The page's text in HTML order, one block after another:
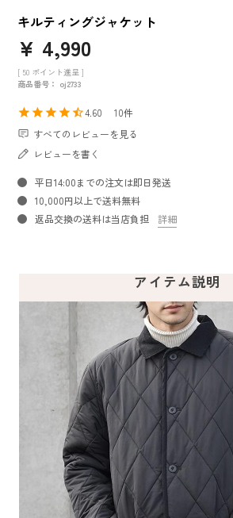
キルティングジャケット
¥ 4,990
[ 50 ポイント進呈 ]
商品番号
oj2733
4.60
10
すべてのレビューを見る
レビューを書く
平日14:00までの注文は即日発送
10,000円以上で送料無料
返品交換の送料は当店負担
詳細
アイテム説明